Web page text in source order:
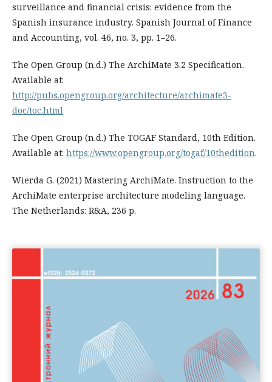
surveillance and financial crisis: evidence from the
Spanish insurance industry. Spanish Journal of Finance
and Accounting, vol. 46, no. 3, pp. 1–26.
The Open Group (n.d.) The ArchiMate 3.2 Specification.
Available at:
http://pubs.opengroup.org/architecture/archimate3-
doc/toc.html
The Open Group (n.d.) The TOGAF Standard, 10th Edition.
Available at: https://www.opengroup.org/togaf/10thedition.
Wierda G. (2021) Mastering ArchiMate. Instruction to the
ArchiMate enterprise architecture modeling language.
The Netherlands: R&A, 236 p.